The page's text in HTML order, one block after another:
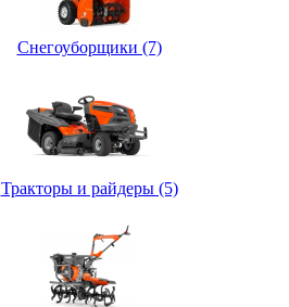
Снегоуборщики (7)
Тракторы и райдеры (5)